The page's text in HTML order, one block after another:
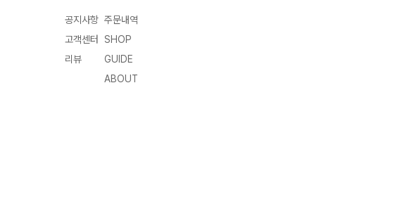
공지사항
고객센터
리뷰
주문내역
SHOP
GUIDE
ABOUT